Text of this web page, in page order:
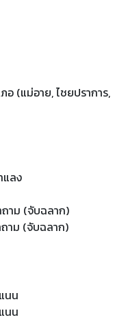
อ (แม่อาย, ไชยปราการ,
แลง
าม (จับฉลาก)
าม (จับฉลาก)
นน
นน